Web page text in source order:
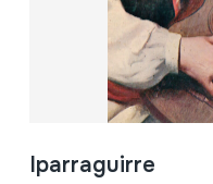
Iparraguirre